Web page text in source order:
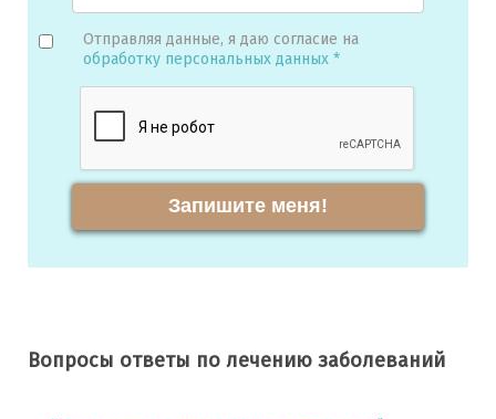
Отправляя данные, я даю согласие на
обработку персональных данных *
Запишите меня!
Вопросы ответы по лечению заболеваний